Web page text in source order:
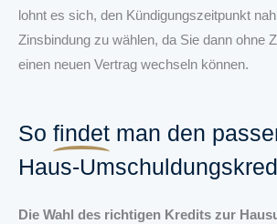
lohnt es sich, den Kündigungszeitpunkt
Zinsbindung zu wählen, da Sie dann ohne
einen neuen Vertrag wechseln können.
So findet man den
Haus-
Die Wahl des richtigen Kredits zur